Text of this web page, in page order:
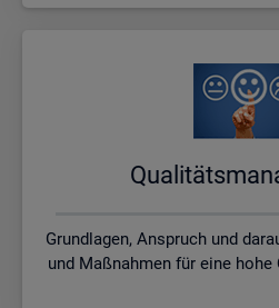
Grundlagen, Anspruch und
und Maßnahmen für eine